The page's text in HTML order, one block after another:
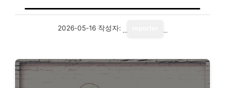
2026-05-16 작성자: